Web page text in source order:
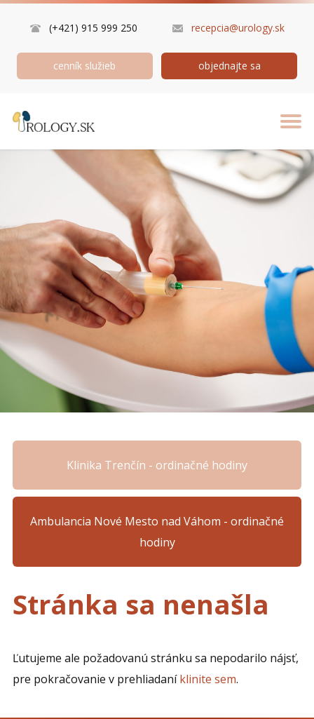
(+421) 915 999 250 recepcia@urology.sk
cenník služieb objednajte sa
Klinika Trenčín - ordinačné hodiny
Ambulancia Nové Mesto nad Váhom - ordinačné
hodiny
Stránka sa nenašla
Ľutujeme ale požadovanú stránku sa nepodarilo nájsť,
pre pokračovanie v prehliadaníklinite sem.